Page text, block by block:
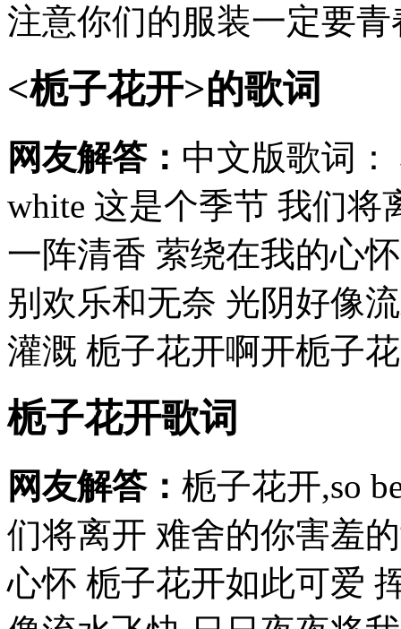
注意你们的服装一定要
<栀子花开>的歌词
网友解答： 中文版歌词：
white 这是个季节 我们将
一阵清香 萦绕在我的心
别欢乐和无奈 光阴好像
灌溉 栀子花开啊开栀子
栀子花开歌词
网友解答： 栀子花开,so
们将离开 难舍的你害羞
心怀 栀子花开如此可爱